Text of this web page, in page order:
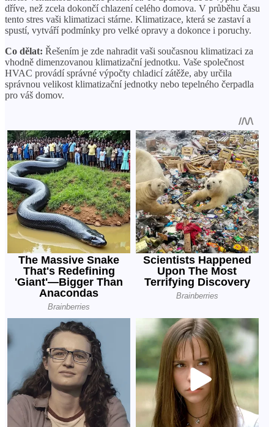
dříve, než zcela dokončí chlazení celého domova. V průběhu času
tento stres vaši klimatizaci stárne. Klimatizace, která se zastaví a
spustí, vytváří podmínky pro velké opravy a dokonce i poruchy.
Co dělat: Řešením je zde nahradit vaši současnou klimatizaci za
vhodně dimenzovanou klimatizační jednotku. Vaše společnost
HVAC provádí správné výpočty chladicí zátěže, aby určila
správnou velikost klimatizační jednotky nebo tepelného čerpadla
pro váš domov.